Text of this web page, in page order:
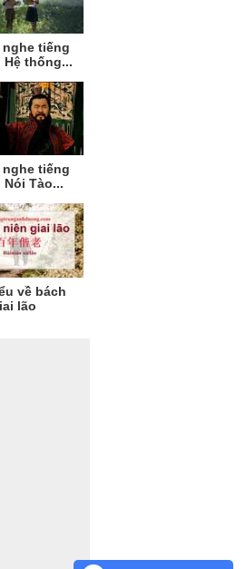
nghe tiếng
Hệ thống...
nghe tiếng
Nói Tào...
về bách
lão